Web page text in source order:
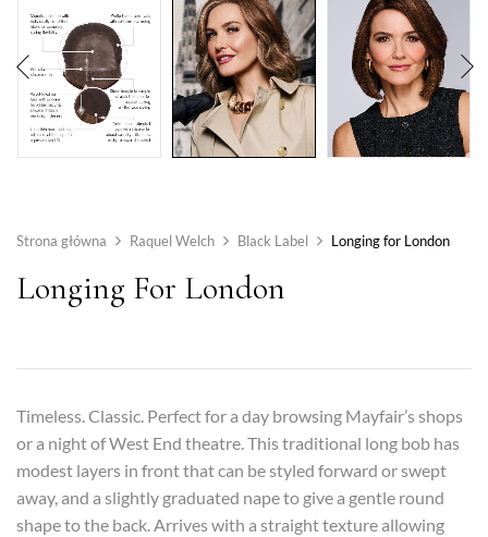
Strona główna Raquel Welch Black Label Longing for London
Longing For London
Timeless. Classic. Perfect for a day browsing Mayfair’s shops
or a night of West End theatre. This traditional long bob has
modest layers in front that can be styled forward or swept
away, and a slightly graduated nape to give a gentle round
shape to the back. Arrives with a straight texture allowing